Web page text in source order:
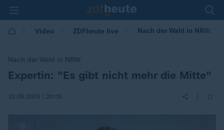
Video ZDFheute live Nach der Wahl in NRW:
Nach der Wahl in NRW
:Expertin: "Es gibt nicht mehr die Mitte"
15.09.2025 | 20:05